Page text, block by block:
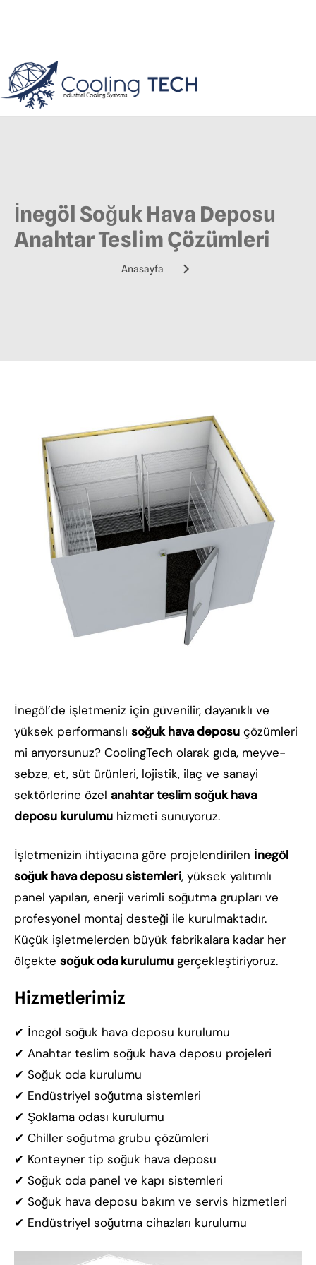
İnegöl Soğuk Hava Deposu
Anahtar Teslim Çözümleri
Anasayfa
İnegöl’de işletmeniz için güvenilir, dayanıklı ve
yüksek performanslı soğuk hava deposu çözümleri
mi arıyorsunuz? CoolingTech olarak gıda, meyve-
sebze, et, süt ürünleri, lojistik, ilaç ve sanayi
sektörlerine özel anahtar teslim soğuk hava
deposu kurulumu hizmeti sunuyoruz.
İşletmenizin ihtiyacına göre projelendirilen İnegöl
soğuk hava deposu sistemleri, yüksek yalıtımlı
panel yapıları, enerji verimli soğutma grupları ve
profesyonel montaj desteği ile kurulmaktadır.
Küçük işletmelerden büyük fabrikalara kadar her
ölçekte soğuk oda kurulumu gerçekleştiriyoruz.
Hizmetlerimiz
✔ İnegöl soğuk hava deposu kurulumu
✔ Anahtar teslim soğuk hava deposu projeleri
✔ Soğuk oda kurulumu
✔ Endüstriyel soğutma sistemleri
✔ Şoklama odası kurulumu
✔ Chiller soğutma grubu çözümleri
✔ Konteyner tip soğuk hava deposu
✔ Soğuk oda panel ve kapı sistemleri
✔ Soğuk hava deposu bakım ve servis hizmetleri
✔ Endüstriyel soğutma cihazları kurulumu